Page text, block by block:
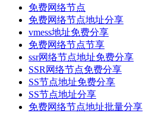
免费网络节点
免费网络节点地址分享
vmess地址免费分享
免费网络节点节享
ssr网络节点地址免费分享
SSR网络节点免费分享
SS节点地址免费分享
SS节点地址分享
免费网络节点地址批量分享